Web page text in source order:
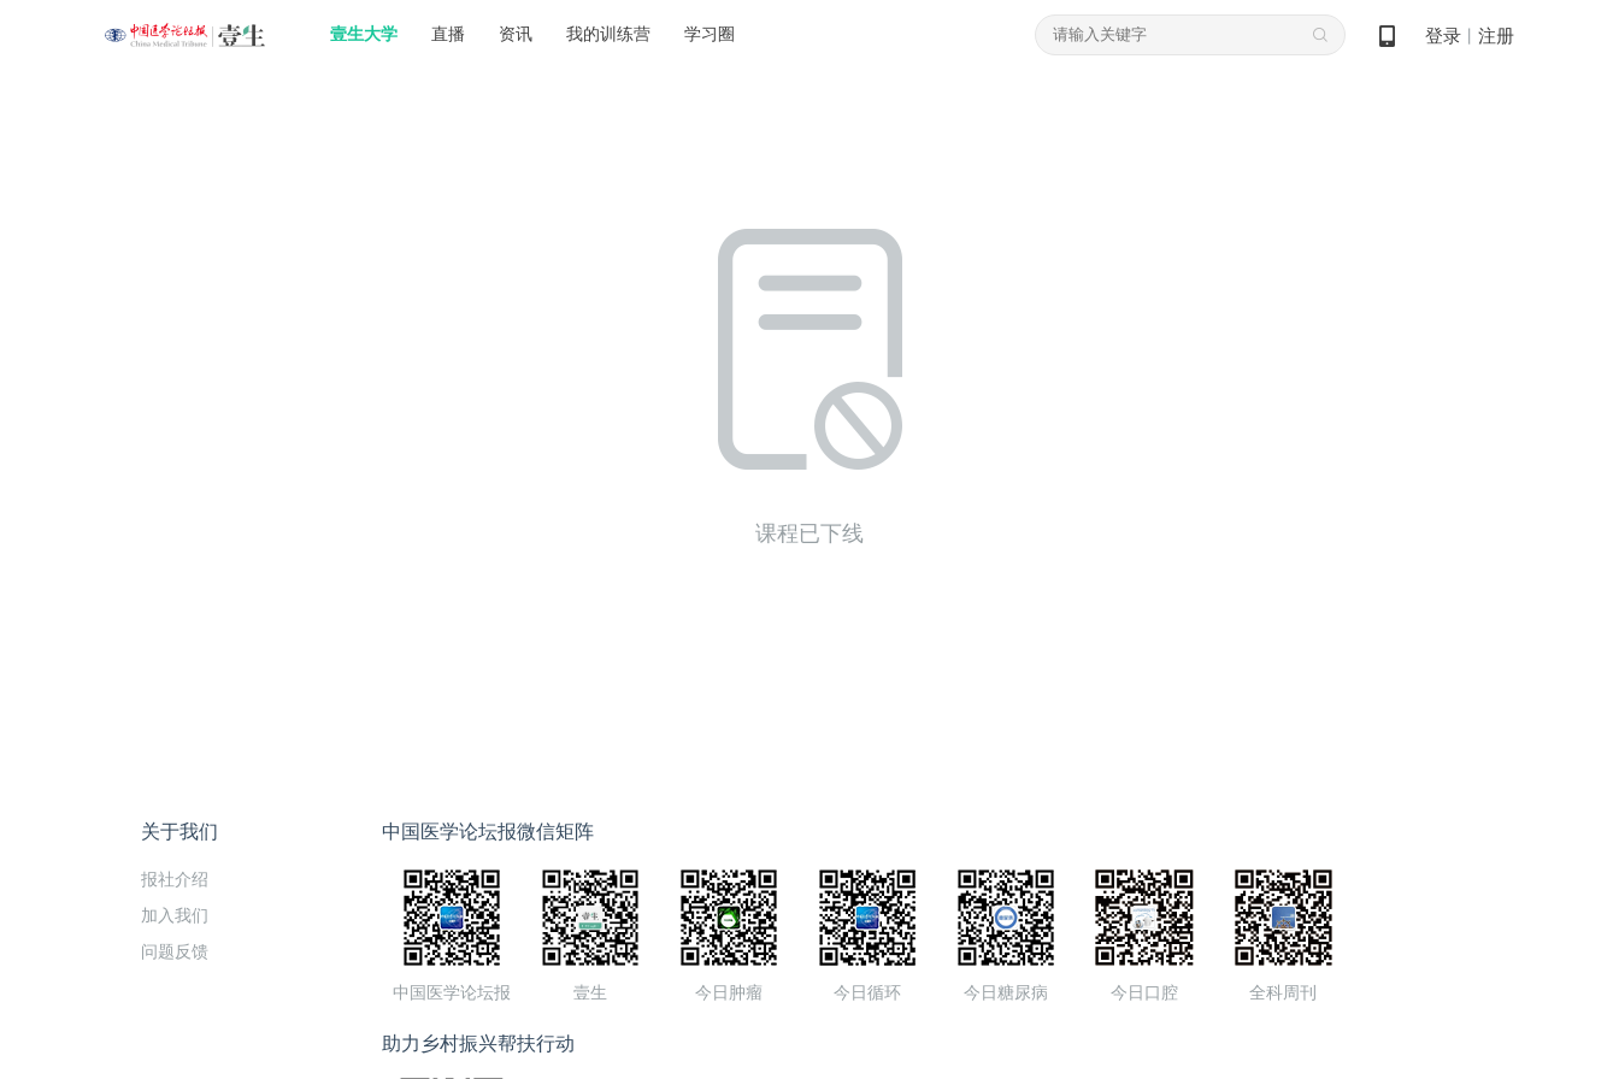
壹生大学 直播 资讯 我的训练营 学习圈 登录 注册
课程已下线
关于我们
报社介绍
加入我们
问题反馈
中国医学论坛报微信矩阵
中国医学论坛报 壹生 今日肿瘤 今日循环 今日糖尿病 今日口腔 全科周刊
助力乡村振兴帮扶行动